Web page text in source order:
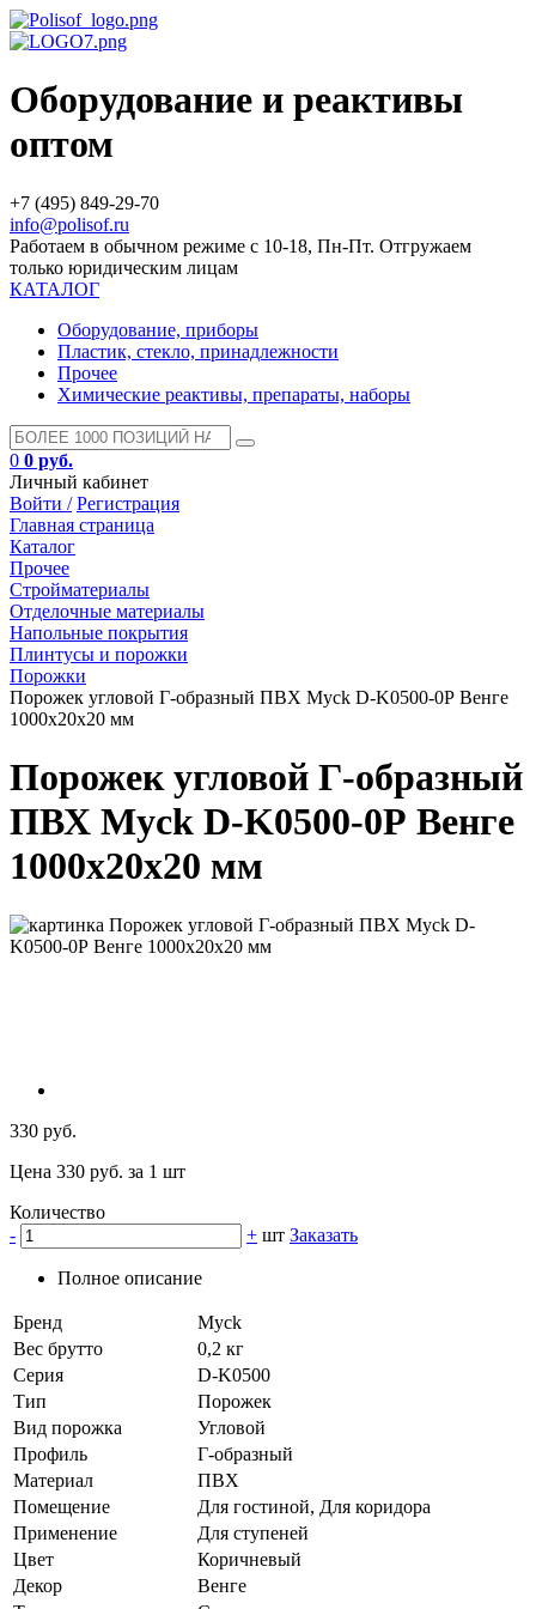
Оборудование и реактивы
оптом
+7 (495) 849-29-70
info@polisof.ru
Работаем в обычном режиме с 10-18, Пн-Пт. Отгружаем
только юридическим лицам
КАТАЛОГ
Оборудование, приборы
Пластик, стекло, принадлежности
Прочее
Химические реактивы, препараты, наборы
0 0 руб.
Личный кабинет
Войти / Регистрация
Главная страница
Каталог
Прочее
Стройматериалы
Отделочные материалы
Напольные покрытия
Плинтусы и порожки
Порожки
Порожек угловой Г-образный ПВХ Myck D-K0500-0Р Венге
1000х20х20 мм
Порожек угловой Г-образный
ПВХ Myck D-K0500-0Р Венге
1000х20х20 мм
330 руб.
Цена 330 руб. за 1 шт
Количество
-
+ шт Заказать
Полное описание
Бренд
Myck
Вес брутто
0,2 кг
Серия
D-K0500
Тип
Порожек
Вид порожка
Угловой
Профиль
Г-образный
Материал
ПВХ
Помещение
Для гостиной, Для коридора
Применение
Для ступеней
Цвет
Коричневый
Декор
Венге